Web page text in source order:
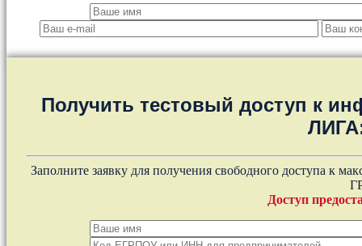
Получить тестовый доступ к
Заполните заявку для получения свободного доступа к
Доступ